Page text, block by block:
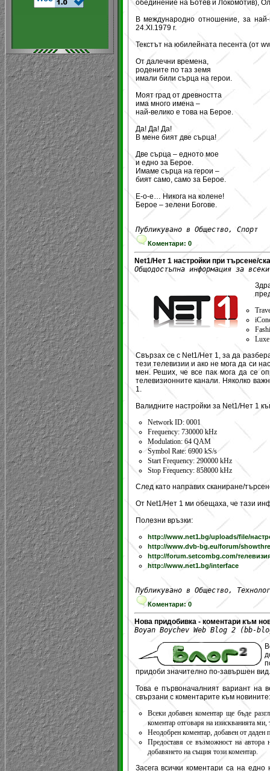
обединение на Ботев и Локомотив),
В международно отношение, за
24.XI.1979 г.
Текстът на юбилейната песента (от
От далечни времена,
родените по таз земя
имали били сърца на герои.
Моят град от древността
има много имена –
най-велико е това на Берое.
Да! Да! Да!
В мене бият две сърца!
Две сърца – едното мое
и едно за Берое.
Имаме сърца на герои –
бият само, само за Берое.
Е-о-е… Никога на колене!
Берое – зелени Богове.
Публикувано в Общество, Спорт
Коментари: 0
Net1/Нет 1 настройки при търсене/
Общодостъпна информация за всеки
Свързах се с Net1/Нет 1, за да
тези телевизии и ако не мога да си
мен. Реших, че все пак мога да се
телевизионните канали. Няколко
1.
Валидните настройки за Net1/Нет 1
Network ID: 0001
Frequency: 730000 kHz
Modulation: 64 QAM
Symbol Rate: 6900 kS/s
Start Frequency: 290000 kHz
Stop Frequency: 858000 kHz
След като направих сканиране/
От Net1/Нет 1 ми обещаха, че тази
Полезни връзки:
http://www.net1.bg/uploads/file/
http://www.dvb-bg.eu/forum/
http://forum.setcombg.com/
http://www.net1.bg/interface
Публикувано в Общество,
Коментари: 0
Нова придобивка - коментари към
Boyan Boychev Web Blog 2 (bb-
придоби значително по-завършен вид.
Това е първоначалният вариант на
свързани с коментарите към новините:
Всеки добавен коментар ще бъде
коментар отговаря на изискванията
Неодобрен коментар, добавен от даден
Предоставя се възможност на автора
добавянето на същия този коментар.
Засега всички коментари са на